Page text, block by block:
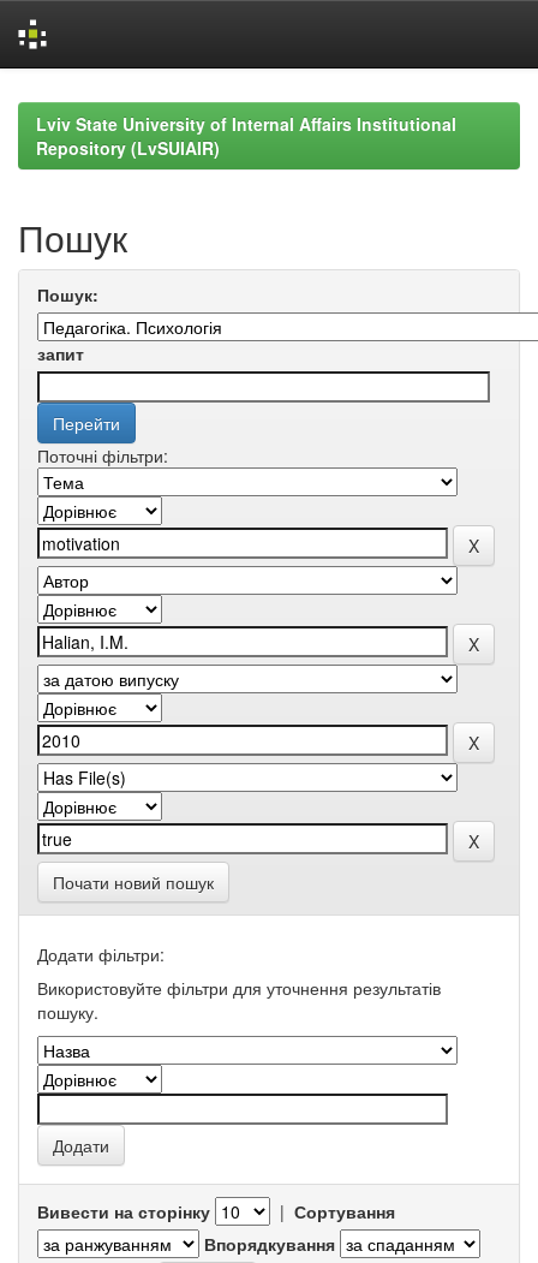
navigationLviv State University of Internal Affairs Institutional
Repository (LvSUIAIR)
Пошук
Пошук:
запит
Поточні фільтри:
Почати новий пошук
Додати фільтри:
Використовуйте фільтри для уточнення результатів
пошуку.
Вивести на сторінку | Сортування
Впорядкування